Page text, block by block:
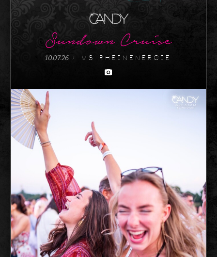
Sundown Cruise
10.07.26 / MS Rheinenergie